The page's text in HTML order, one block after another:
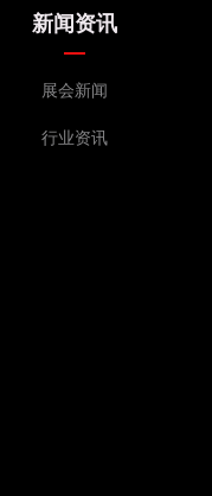
新闻资讯
展会新闻
行业资讯